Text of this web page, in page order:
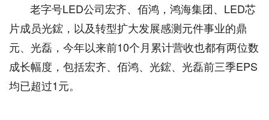
老字号LED公司宏齐、佰鸿，鸿海集团、LED芯
片成员光鋐，以及转型扩大发展感测元件事业的鼎
元、光磊，今年以来前10个月累计营收也都有两位数
成长幅度，包括宏齐、佰鸿、光鋐、光磊前三季EPS
均已超过1元。